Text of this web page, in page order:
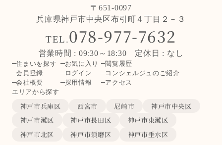
〒651-0097
兵庫県神戸市中央区布引町４丁目２－３
TEL.078-977-7632
営業時間 : 09:30～18:30 定休日 : なし
住まいを探す お気に入り
閲覧履歴
会員登録
ログイン
コンシェルジュのご紹介
会社概要
採用情報
アクセス
エリアから探す
神戸市兵庫区 西宮市 尼崎市
神戸市中央区
神戸市灘区
神戸市長田区
神戸市東灘区
神戸市北区
神戸市須磨区 神戸市垂水区